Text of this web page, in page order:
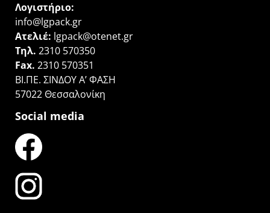
Λογιστήριο:
info@lgpack.gr
Ατελιέ: lgpack@otenet.gr
Τηλ. 2310 570350
Fax. 2310 570351
ΒΙ.ΠΕ. ΣΙΝΔΟΥ Α’ ΦΑΣΗ
57022 Θεσσαλονίκη
Social media